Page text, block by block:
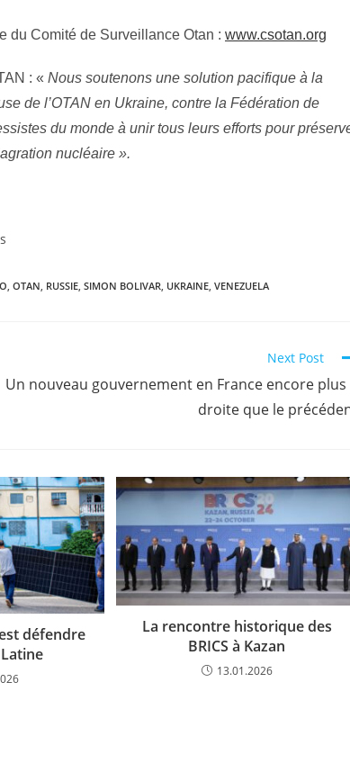
du Comité de Surveillance Otan : www.csotan.org
: « Nous soutenons une solution pacifique à la
de l’OTAN en Ukraine, contre la Fédération de
du monde à unir tous leurs efforts pour
nucléaire ».
OTAN RUSSIE SIMON BOLIVAR UKRAINE VENEZUELA
Next Post
Un nouveau gouvernement en France encore plus
droite que le
défendre
La rencontre historique des
BRICS à Kazan
13.01.2026